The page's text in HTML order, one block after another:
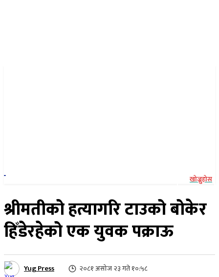
खोज्नुहोस
श्रीमतीको हत्यागरि टाउको बोकेर
हिँडेरहेको एक युवक पक्राऊ
Yug Press २०८१ असोज २३ गते १०:५८